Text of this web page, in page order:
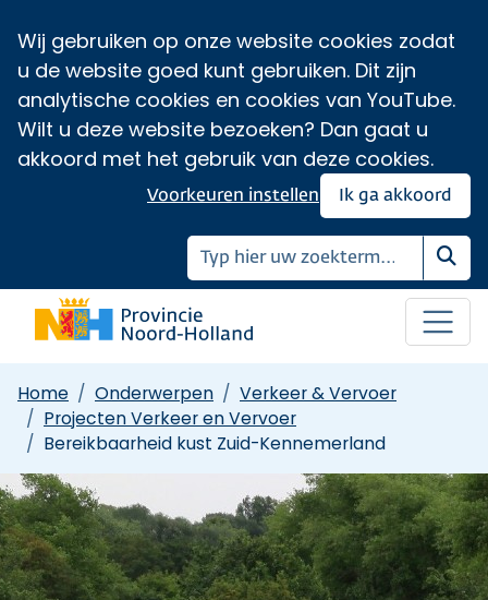
Wij gebruiken op onze website cookies zodat
u de website goed kunt gebruiken. Dit zijn
analytische cookies en cookies van YouTube.
Wilt u deze website bezoeken? Dan gaat u
akkoord met het gebruik van deze cookies.
Ik ga akkoord
Voorkeuren instellen
Home Onderwerpen
Verkeer & Vervoer
Projecten Verkeer en Vervoer
Bereikbaarheid kust Zuid-Kennemerland